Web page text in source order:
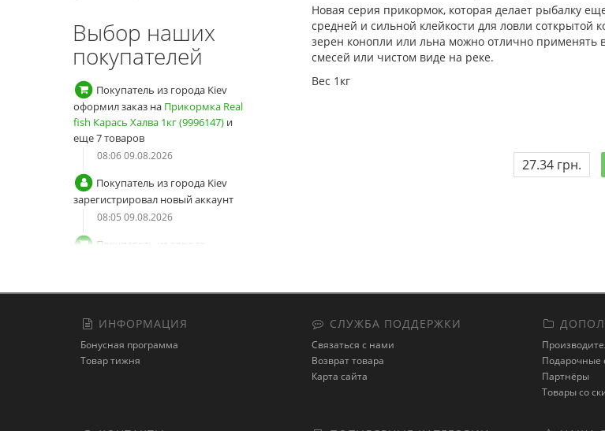
Выбор наших
покупателей
Покупатель из города Kiev
оформил заказ на Прикормка Real
fish Карась Халва 1кг (9996147) и
еще 7 товаров
08:06 09.08.2026
Покупатель из города Kiev
зарегистрировал новый аккаунт
08:05 09.08.2026
Покупатель из города
(9996053)и еще 3 товара
Пивденне зарегистрировал новый
аккаунт
Новая серия прикормок, которая делает рыбалку
средней и сильной клейкости для ловли
зерен конопли или льна можно отлично применять
смесей или чистом виде на реке.
Вес 1кг
27.34 грн.
ИНФОРМАЦИЯ
Бонусная программа
Товар тижня
СЛУЖБА ПОДДЕРЖКИ
Связаться с нами
Возврат товара
Карта сайта
Подарочные
Партнёры
Товары со